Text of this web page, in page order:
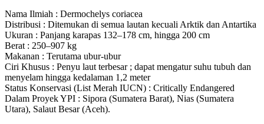
Nama Ilmiah : Dermochelys coriacea
Distribusi : Ditemukan di semua lautan kecuali Arktik dan Antartika
Ukuran : Panjang karapas 132–178 cm, hingga 200 cm
Berat : 250–907 kg
Makanan : Terutama ubur-ubur
Ciri Khusus : Penyu laut terbesar ; dapat mengatur suhu tubuh dan
menyelam hingga kedalaman 1,2 meter
Status Konservasi (List Merah IUCN) : Critically Endangered
Dalam Proyek YPI : Sipora (Sumatera Barat), Nias (Sumatera
Utara), Salaut Besar (Aceh).